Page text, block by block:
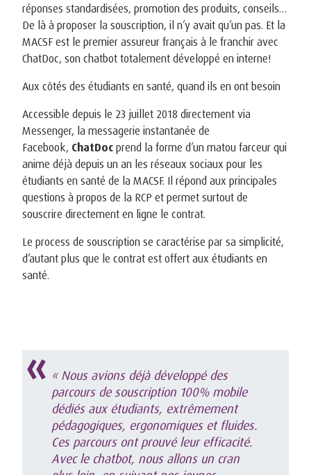
réponses standardisées, promotion des produits, conseils…
De là à proposer la souscription, il n’y avait qu’un pas. Et la
MACSF est le premier assureur français à le franchir avec
ChatDoc, son chatbot totalement développé en interne!
Aux côtés des étudiants en santé, quand ils en ont besoin
Accessible depuis le 23 juillet 2018 directement via
Messenger, la messagerie instantanée de
Facebook, ChatDoc prend la forme d’un matou farceur qui
anime déjà depuis un an les réseaux sociaux pour les
étudiants en santé de la MACSF. Il répond aux principales
questions à propos de la RCP et permet surtout de
souscrire directement en ligne le contrat.
Le process de souscription se caractérise par sa simplicité,
d’autant plus que le contrat est offert aux étudiants en
santé.
« Nous avions déjà développé des
parcours de souscription 100% mobile
dédiés aux étudiants, extrêmement
pédagogiques, ergonomiques et fluides.
Ces parcours ont prouvé leur efficacité.
Avec le chatbot, nous allons un cran